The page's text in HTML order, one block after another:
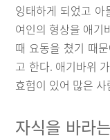
잉태하게 되었고
여인의 형상을 애기
때 요동을 쳤기 때
고 한다. 애기바위
효험이 있어 많은
자식을 바라